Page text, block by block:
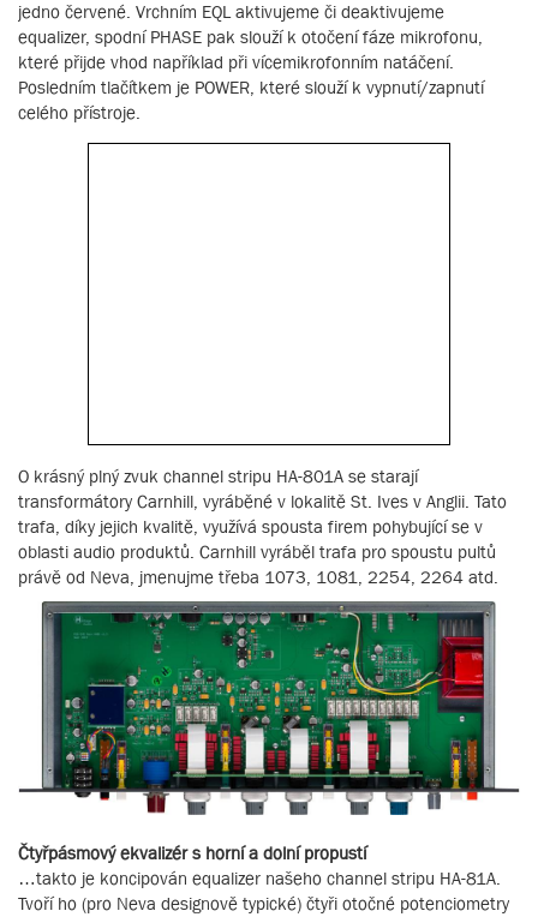
jedno červené. Vrchním EQL aktivujeme či deaktivujeme
equalizer, spodní PHASE pak slouží k otočení fáze mikrofonu,
které přijde vhod například při vícemikrofonním natáčení.
Posledním tlačítkem je POWER, které slouží k vypnutí/zapnutí
celého přístroje.
O krásný plný zvuk channel stripu HA-801A se starají
transformátory Carnhill, vyráběné v lokalitě St. Ives v Anglii. Tato
trafa, díky jejich kvalitě, využívá spousta firem pohybující se v
oblasti audio produktů. Carnhill vyráběl trafa pro spoustu pultů
právě od Neva, jmenujme třeba 1073, 1081, 2254, 2264 atd.
Čtyřpásmový ekvalizér s horní a dolní propustí
…takto je koncipován equalizer našeho channel stripu HA-81A.
Tvoří ho (pro Neva designově typické) čtyři otočné potenciometry